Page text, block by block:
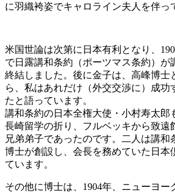
に羽織袴姿でキャロライン夫人を伴っ
米国世論は次第に日本有利となり、
で日露講和条約（ポーツマス条約）が
終結しました。後に金子は、高峰博士
ら、私はあれだけ（外交交渉に）成功
たと語っています。
講和条約の日本全権大使・小村寿太郎
長崎留学の折り、フルベッキから致遠
兄弟弟子であったのです。二人は講和
博士が創設し、会長を務めていた日本
ています。
その他に博士は、1904年、ニューヨー